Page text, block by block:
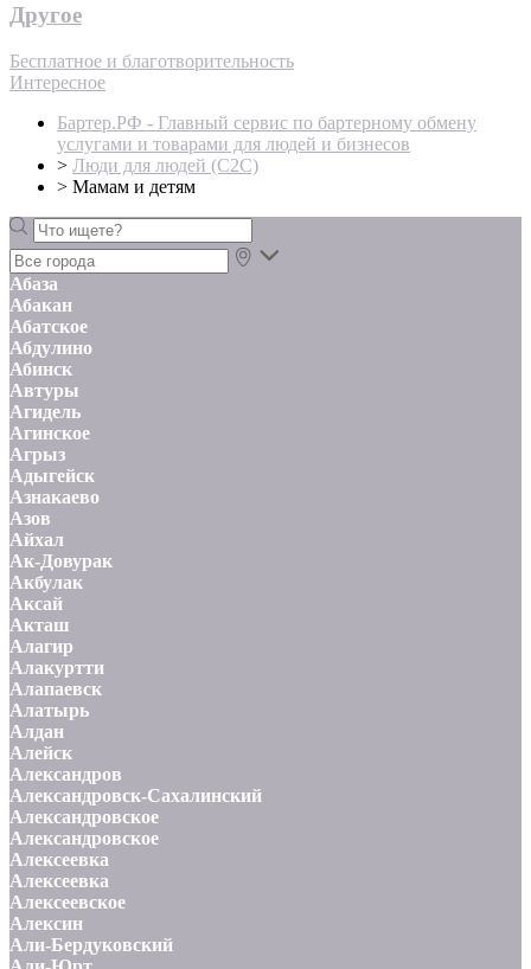
Другое
Бесплатное и благотворительность
Интересное
Бартер.РФ - Главный сервис по бартерному обмену
услугами и товарами для людей и бизнесов
> Люди для людей (С2С)
> Мамам и детям
Абаза
Абакан
Абатское
Абдулино
Абинск
Автуры
Агидель
Агинское
Агрыз
Адыгейск
Азнакаево
Азов
Айхал
Ак-Довурак
Акбулак
Аксай
Акташ
Алагир
Алакуртти
Алапаевск
Алатырь
Алдан
Алейск
Александров
Александровск-Сахалинский
Александровское
Александровское
Алексеевка
Алексеевка
Алексеевское
Алексин
Али-Бердуковский